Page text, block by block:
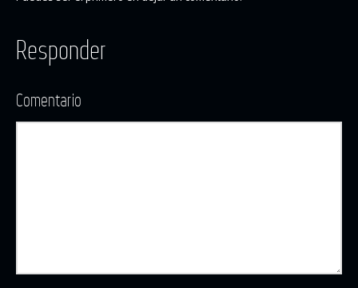
Responder
Comentario